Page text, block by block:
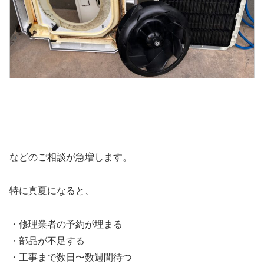
などのご相談が急増します。
特に真夏になると、
・修理業者の予約が埋まる
・部品が不足する
・工事まで数日〜数週間待つ